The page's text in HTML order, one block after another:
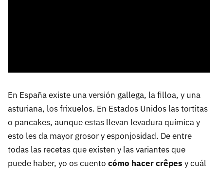
En España existe una versión gallega, la filloa, y una
asturiana, los frixuelos. En Estados Unidos las tortitas
o pancakes, aunque estas llevan levadura química y
esto les da mayor grosor y esponjosidad. De entre
todas las recetas que existen y las variantes que
puede haber, yo os cuento cómo hacer crêpes y cuál